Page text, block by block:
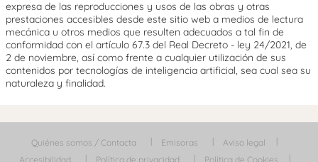
expresa de las reproducciones y usos de las obras y otras
prestaciones accesibles desde este sitio web a medios de lectura
mecánica u otros medios que resulten adecuados a tal fin de
conformidad con el artículo 67.3 del Real Decreto - ley 24/2021, de
2 de noviembre, así como frente a cualquier utilización de sus
contenidos por tecnologías de inteligencia artificial, sea cual sea su
naturaleza y finalidad.
Quiénes somos / Contacta Emisoras
Aviso legal
Accesibilidad
Política de privacidad Política de Cookies